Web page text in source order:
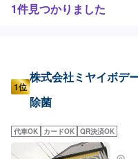
1件見つかりました
1位
株式会社ミヤイボデ
除菌
代車OK カードOK QR決済OK